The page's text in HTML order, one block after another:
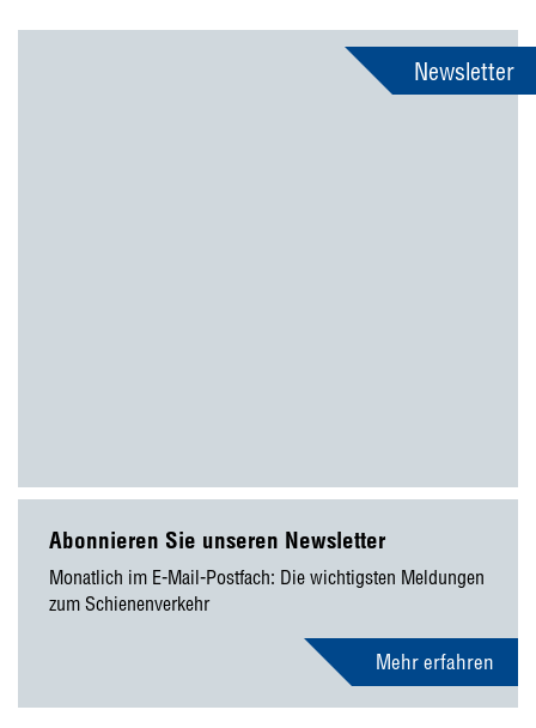
Newsletter
Abonnieren Sie unseren Newsletter
Monatlich im E-Mail-Postfach: Die wichtigsten Meldungen
zum Schienenverkehr
Mehr erfahren